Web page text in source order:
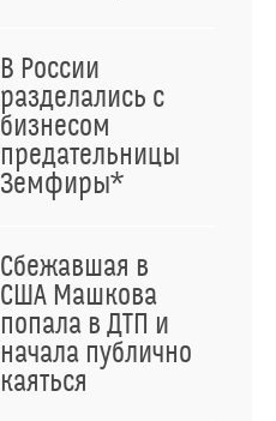
В России
разделались с
бизнесом
предательницы
Земфиры*
Сбежавшая в
США Машкова
попала в ДТП и
начала публично
каяться